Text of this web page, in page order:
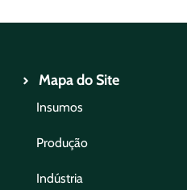
Mapa do Site
Insumos
Produção
Indústria